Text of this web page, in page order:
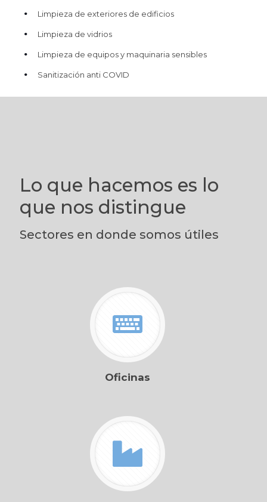
Limpieza de exteriores de edificios
Limpieza de vidrios
Limpieza de equipos y maquinaria sensibles
Sanitización anti COVID
Lo que hacemos es lo
que nos distingue
Sectores en donde somos útiles
Oficinas